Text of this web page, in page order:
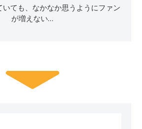
ても、なかなか思うようにファン
が増えない…